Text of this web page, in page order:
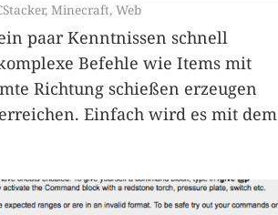
, Minecraft, Web
paar Kenntnissen schnell
Befehle wie Items mit
Richtung schießen erzeugen
Einfach wird es mit dem